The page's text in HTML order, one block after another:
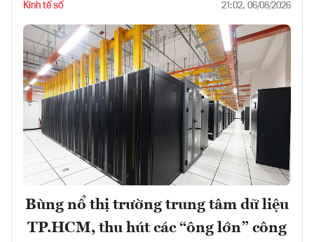
Kinh tế số 21:02, 06/08/2026
Bùng nổ thị trường trung tâm dữ liệu
TP.HCM, thu hút các “ông lớn” công